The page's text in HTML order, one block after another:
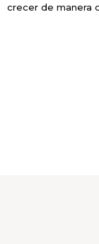
crecer de manera